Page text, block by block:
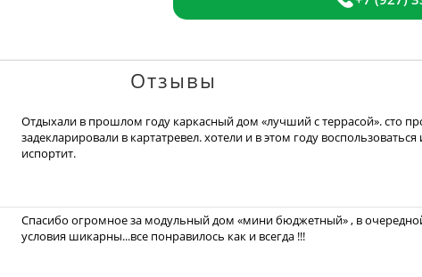
Отзывы
Отдыхали в прошлом году каркасный дом «лучший с террасой». сто
задекларировали в картатревел. хотели и в этом году
испортит.
Спасибо огромное за модульный дом «мини бюджетный» , в
условия шикарны...все понравилось как и всегда !!!